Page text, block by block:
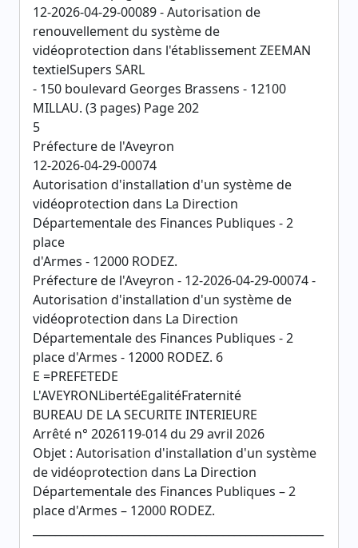
12-2026-04-29-00089 - Autorisation de
renouvellement du système de
vidéoprotection dans l'établissement ZEEMAN
textielSupers SARL
- 150 boulevard Georges Brassens - 12100
MILLAU. (3 pages) Page 202
5
Préfecture de l'Aveyron
12-2026-04-29-00074
Autorisation d'installation d'un système de
vidéoprotection dans La Direction
Départementale des Finances Publiques - 2
place
d'Armes - 12000 RODEZ.
Préfecture de l'Aveyron - 12-2026-04-29-00074 -
Autorisation d'installation d'un système de
vidéoprotection dans La Direction
Départementale des Finances Publiques - 2
place d'Armes - 12000 RODEZ. 6
E =PREFETEDE
L'AVEYRONLibertéEgalitéFraternité
BUREAU DE LA SECURITE INTERIEURE
Arrêté n° 2026119-014 du 29 avril 2026
Objet : Autorisation d'installation d'un système
de vidéoprotection dans La Direction
Départementale des Finances Publiques – 2
place d'Armes – 12000 RODEZ.